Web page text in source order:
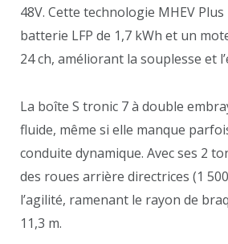
48V. Cette technologie MHEV
batterie LFP de 1,7 kWh et un
24 ch, améliorant la souplesse et
La boîte S tronic 7 à double
fluide, même si elle manque
conduite dynamique. Avec ses 2
des roues arrière directrices (1
l’agilité, ramenant le rayon de
11,3 m.